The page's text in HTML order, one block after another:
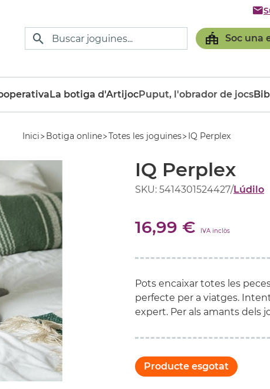
Soc una
La botiga d'ArtijocPuput, l'obrador de jocs
Inici Botiga online Totes les joguines IQ Perplex
IQ Perplex
SKU: 5414301524427/Lúdilo
16,99 € IVA inclòs
Pots encaixar totes les
perfecte per a viatges.
expert. Per als amants dels
Producte esgotat